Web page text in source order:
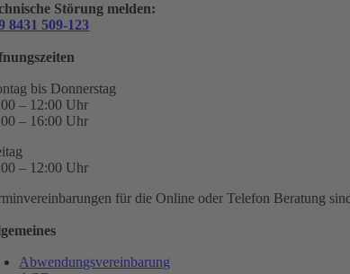
Störung melden:
8431 509-123
bis Donnerstag
– 12:00 Uhr
– 16:00 Uhr
– 12:00 Uhr
für die Online oder Telefon Beratung
Abwendungsvereinbarung